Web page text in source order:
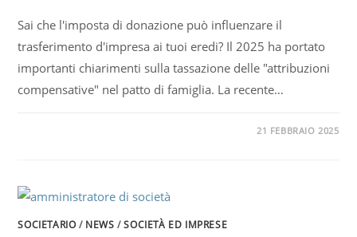
Sai che l'imposta di donazione può influenzare il
trasferimento d'impresa ai tuoi eredi? Il 2025 ha portato
importanti chiarimenti sulla tassazione delle "attribuzioni
compensative" nel patto di famiglia. La recente…
21 FEBBRAIO 2025
SOCIETARIO / NEWS /SOCIETÀ ED IMPRESE